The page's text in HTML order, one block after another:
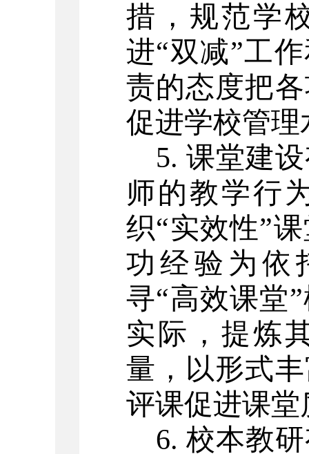
措，规范学
进“双减”工
责的态度把
促进学校管
5. 课堂建
师的教学行
织“实效性”
功经验为依
寻“高效课堂
实际，提炼
量，以形式
评课促进课
6. 校本教